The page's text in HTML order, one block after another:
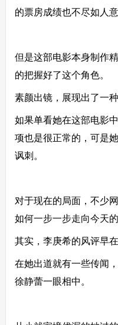
的票房成绩也不尽如人意
但是这部电影本身制作
的把握好了这个角色。
素颜出镜，展现出了一
如果单看她在这部电影
项也是很正常的，可是
讽刺。
对于现在的局面，不少
如何一步一步走向今天
其实，李庚希的风评早
在她出道就有一些传闻
徐静蕾一眼相中。